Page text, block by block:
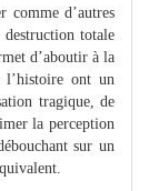
comme d’autres
totale
d’aboutir à la
l’histoire ont un
tragique, de
la perception
sur un